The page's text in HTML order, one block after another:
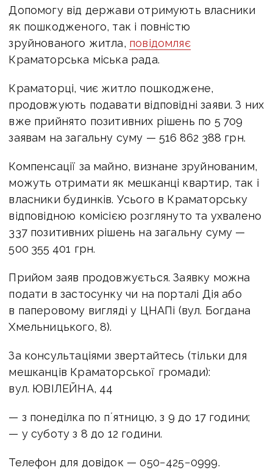
Допомогу від держави отримують власники
як пошкодженого, так і повністю
зруйнованого житла, повідомляє
Краматорська міська рада.
Краматорці, чиє житло пошкоджене,
продовжують подавати відповідні заяви. З них
вже прийнято позитивних рішень по 5 709
заявам на загальну суму — 516 862 388 грн.
Компенсації за майно, визнане зруйнованим,
можуть отримати як мешканці квартир, так і
власники будинків. Усього в Краматорську
відповідною комісією розглянуто та ухвалено
337 позитивних рішень на загальну суму —
500 355 401 грн.
Прийом заяв продовжується. Заявку можна
подати в застосунку чи на порталі Дія або
в паперовому вигляді у ЦНАПі (вул. Богдана
Хмельницького, 8).
За консультаціями звертайтесь (тільки для
мешканців Краматорської громади):
вул. ЮВІЛЕЙНА, 44
— з понеділка по пʼятницю, з 9 до 17 години;
— у суботу з 8 до 12 години.
Телефон для довідок — 050−425−0999.